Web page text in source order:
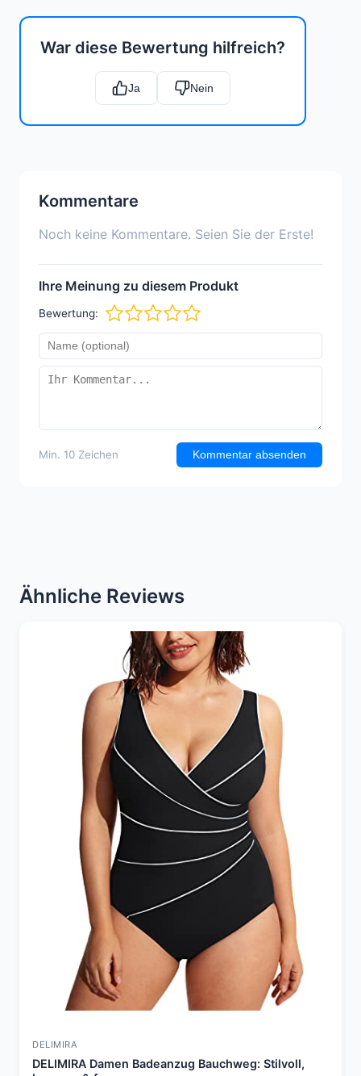
War diese Bewertung hilfreich?
Ja Nein
Kommentare
Noch keine Kommentare. Seien Sie der Erste!
Ihre Meinung zu diesem Produkt
Bewertung:
Min. 10 Zeichen Kommentar absenden
Ähnliche Reviews
DELIMIRA
DELIMIRA Damen Badeanzug Bauchweg: Stilvoll,